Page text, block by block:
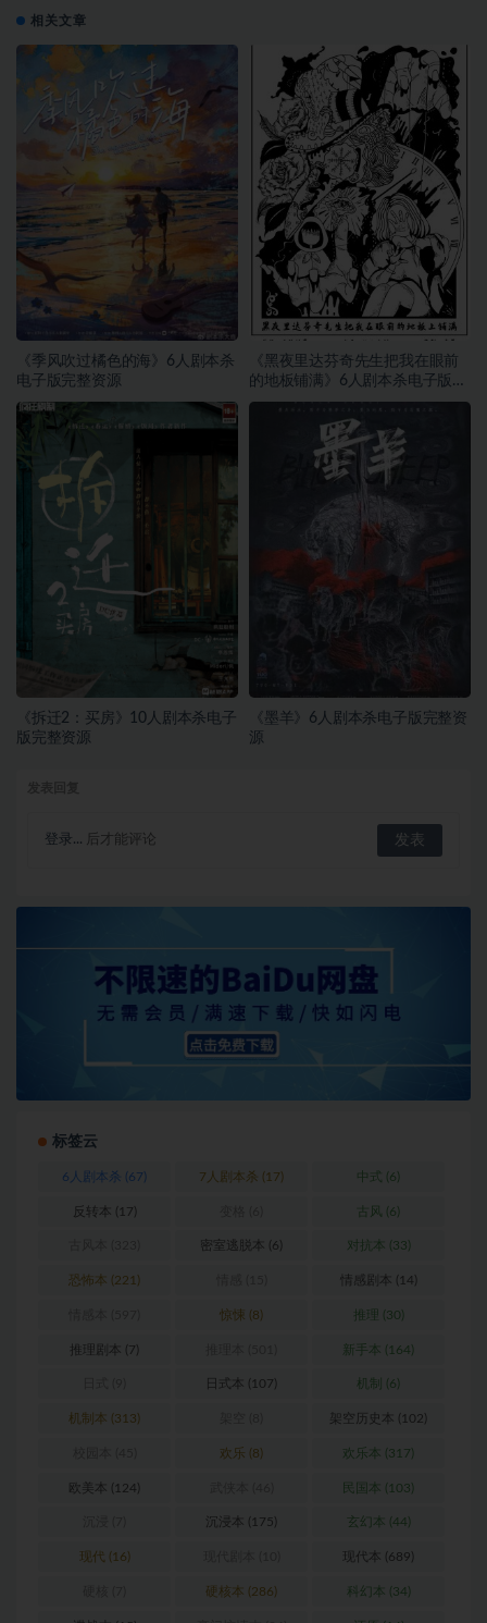
相关文章
《季风吹过橘色的海》6人剧本杀
电子版完整资源
《黑夜里达芬奇先生把我在眼前
的地板铺满》6人剧本杀电子版完
整资源
《拆迁2：买房》10人剧本杀电子
版完整资源
《墨羊》6人剧本杀电子版完整资
源
登录... 后才能评论
标签云
6人剧本杀 (67) 7人剧本杀 (17) 中式 (6)
反转本 (17) 古风 (6)
密室逃脱本 (6) 对抗本 (33)
恐怖本 (221) 情感剧本 (14)
惊悚 (8) 推理 (30)
推理剧本 (7) 新手本 (164)
日式本 (107) 机制 (6)
机制本 (313) 架空历史本 (102)
欢乐 (8) 欢乐本 (317)
欧美本 (124) 民国本 (103)
沉浸本 (175) 玄幻本 (44)
现代 (16) 现代本 (689)
硬核本 (286) 科幻本 (34)